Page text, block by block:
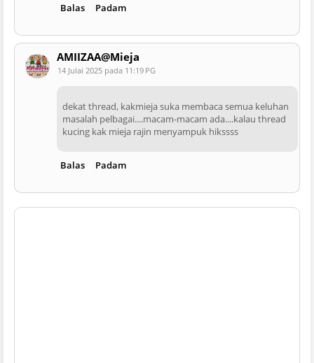
Balas Padam
AMIIZAA@Mieja
14 Julai 2025 pada 11:19 PG
dekat thread, kakmieja suka membaca semua keluhan
masalah pelbagai....macam-macam ada....kalau thread
kucing kak mieja rajin menyampuk hikssss
Balas Padam